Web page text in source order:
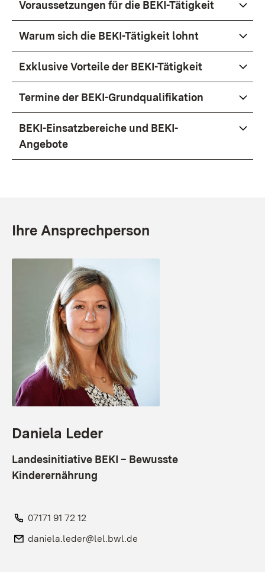
Voraussetzungen für die BEKI-Tätigkeit
Warum sich die BEKI-Tätigkeit lohnt
Exklusive Vorteile der BEKI-Tätigkeit
Termine der BEKI-Grundqualifikation
BEKI-Einsatzbereiche und BEKI-
Angebote
Ihre Ansprechperson
Daniela Leder
Landesinitiative BEKI – Bewusste
Kinderernährung
Telefon:
07171 91 72 12
E-Mail:
daniela.leder@lel.bwl.de